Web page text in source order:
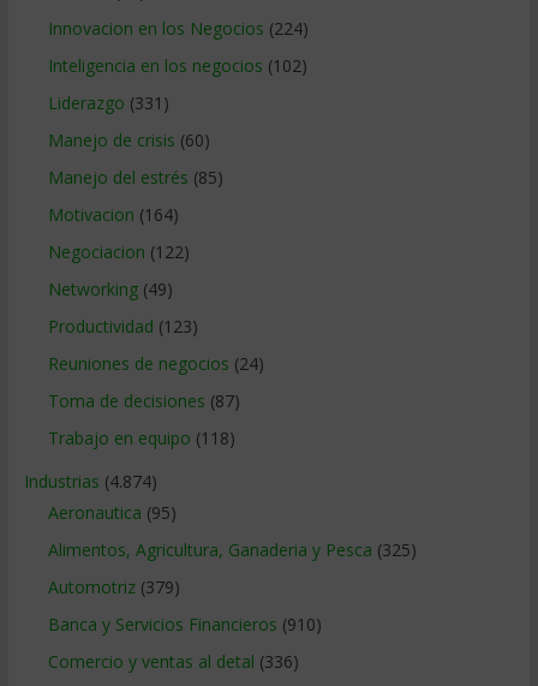
Innovacion en los Negocios (224)
Inteligencia en los negocios (102)
Liderazgo (331)
Manejo de crisis (60)
Manejo del estrés (85)
Motivacion (164)
Negociacion (122)
Networking(49)
Productividad (123)
Reuniones de negocios (24)
Toma de decisiones (87)
Trabajo en equipo (118)
Industrias (4.874)
Aeronautica (95)
Alimentos, Agricultura, Ganaderia y Pesca (325)
Automotriz(379)
Banca y Servicios Financieros (910)
Comercio y ventas al detal (336)